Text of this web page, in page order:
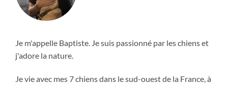
Je m'appelle Baptiste. Je suis passionné par les chiens et
j'adore la nature.
Je vie avec mes 7 chiens dans le sud-ouest de la France, à